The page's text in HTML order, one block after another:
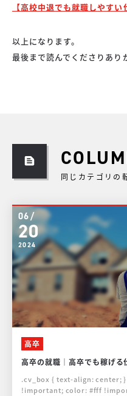
【高校中退でも就職しやす
以上になります。
最後まで読んでくださりあり
同じカテゴリの
06/
20
2024
高卒
高卒の就職｜高卒でも稼げ
.cv_box { text-align: center; } .cv_box a{ text-decoration: none
!important; color: #fff